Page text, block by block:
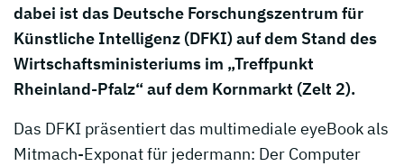
dabei ist das Deutsche Forschungszentrum für
Künstliche Intelligenz (DFKI) auf dem Stand des
Wirtschaftsministeriums im „Treffpunkt
Rheinland-Pfalz“ auf dem Kornmarkt (Zelt 2).
Das DFKI präsentiert das multimediale eyeBook als
Mitmach-Exponat für jedermann: Der Computer